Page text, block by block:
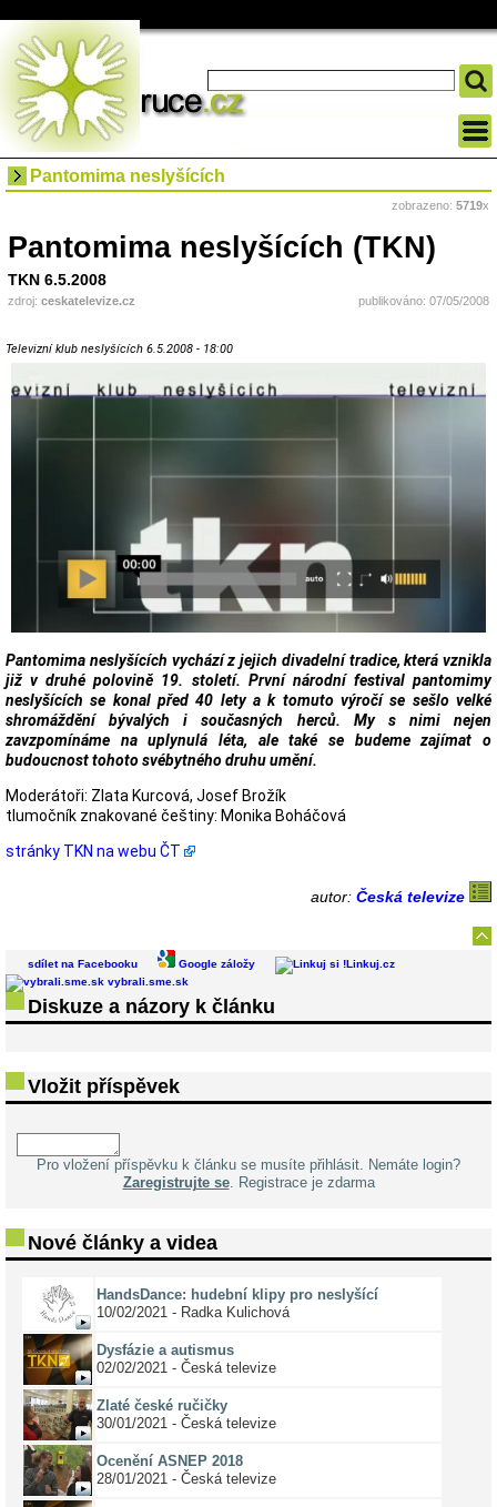
Pantomima neslyšících
zobrazeno: 5719x
Pantomima neslyšících (TKN)
TKN 6.5.2008
zdroj: ceskatelevize.cz publikováno: 07/05/2008
Televizní klub neslyšících 6.5.2008 - 18:00
Pantomima neslyšících vychází z jejich divadelní tradice, která vznikla
již v druhé polovině 19. století. První národní festival pantomimy
neslyšících se konal před 40 lety a k tomuto výročí se sešlo velké
shromáždění bývalých i současných herců. My s nimi nejen
zavzpomínáme na uplynulá léta, ale také se budeme zajímat o
budoucnost tohoto svébytného druhu umění.
Moderátoři: Zlata Kurcová, Josef Brožík
tlumočník znakované češtiny: Monika Boháčová
stránky TKN na webu ČT
autor: Česká televize
sdílet na Facebooku Google záložy
Linkuj.cz
vybrali.sme.sk
Diskuze a názory k článku
Vložit příspěvek
Pro vložení příspěvku k článku se musíte přihlásit. Nemáte login?
Zaregistrujte se. Registrace je zdarma
Nové články a videa
HandsDance: hudební klipy pro neslyšící
10/02/2021 - Radka Kulichová
Dysfázie a autismus
02/02/2021 - Česká televize
Zlaté české ručičky
30/01/2021 - Česká televize
Ocenění ASNEP 2018
28/01/2021 - Česká televize